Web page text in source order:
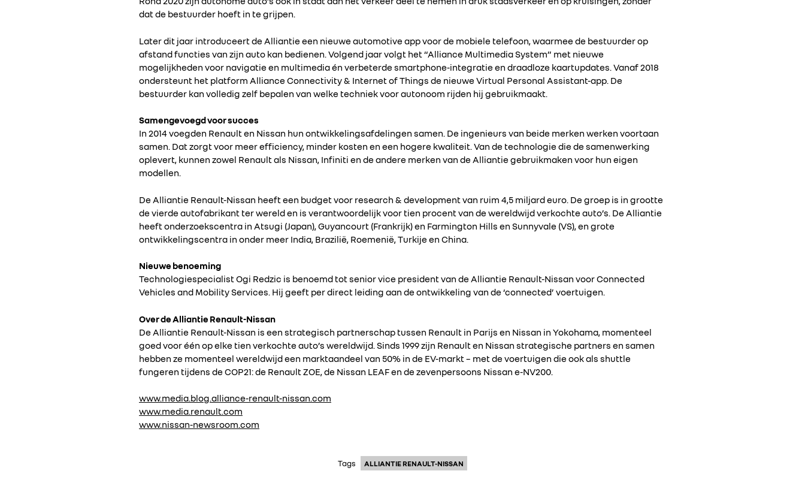
dat de bestuurder hoeft in te grijpen.
Later dit jaar introduceert de Alliantie een nieuwe automotive app voor de mobiele telefoon, waarmee de bestuurder op
afstand functies van zijn auto kan bedienen. Volgend jaar volgt het “Alliance Multimedia System” met nieuwe
mogelijkheden voor navigatie en multimedia én verbeterde smartphone-integratie en draadloze kaartupdates. Vanaf 2018
ondersteunt het platform Alliance Connectivity & Internet of Things de nieuwe Virtual Personal Assistant-app. De
bestuurder kan volledig zelf bepalen van welke techniek voor autonoom rijden hij gebruikmaakt.
Samengevoegd voor succes
In 2014 voegden Renault en Nissan hun ontwikkelingsafdelingen samen. De ingenieurs van beide merken werken voortaan
samen. Dat zorgt voor meer efficiency, minder kosten en een hogere kwaliteit. Van de technologie die de samenwerking
oplevert, kunnen zowel Renault als Nissan, Infiniti en de andere merken van de Alliantie gebruikmaken voor hun eigen
modellen.
De Alliantie Renault-Nissan heeft een budget voor research & development van ruim 4,5 miljard euro. De groep is in grootte
de vierde autofabrikant ter wereld en is verantwoordelijk voor tien procent van de wereldwijd verkochte auto’s. De Alliantie
heeft onderzoekscentra in Atsugi (Japan), Guyancourt (Frankrijk) en Farmington Hills en Sunnyvale (VS), en grote
ontwikkelingscentra in onder meer India, Brazilië, Roemenië, Turkije en China.
Nieuwe benoeming
Technologiespecialist Ogi Redzic is benoemd tot senior vice president van de Alliantie Renault-Nissan voor Connected
Vehicles and Mobility Services. Hij geeft per direct leiding aan de ontwikkeling van de ‘connected’ voertuigen.
Over de Alliantie Renault-Nissan
De Alliantie Renault-Nissan is een strategisch partnerschap tussen Renault in Parijs en Nissan in Yokohama, momenteel
goed voor één op elke tien verkochte auto’s wereldwijd. Sinds 1999 zijn Renault en Nissan strategische partners en samen
hebben ze momenteel wereldwijd een marktaandeel van 50% in de EV-markt – met de voertuigen die ook als shuttle
fungeren tijdens de COP21: de Renault ZOE, de Nissan LEAF en de zevenpersoons Nissan e-NV200.
www.media.blog.alliance-renault-nissan.com
www.media.renault.com
www.nissan-newsroom.com
Tags ALLIANTIE RENAULT-NISSAN